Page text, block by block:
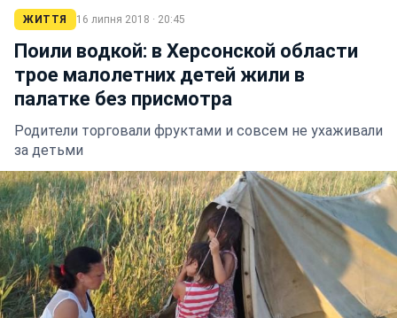
ЖИТТЯ 16 липня 2018 · 20:45
Поили водкой: в Херсонской области
трое малолетних детей жили в
палатке без присмотра
Родители торговали фруктами и совсем не ухаживали
за детьми